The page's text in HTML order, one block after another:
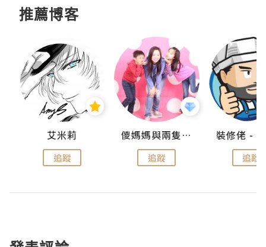
推薦博客
艾米莉
追蹤
儍媽媽與兩隻小魔怪之家
追蹤 追蹤